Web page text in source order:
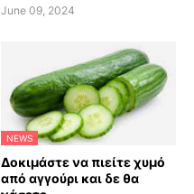
June 09, 2024
NEWS
Δοκιμάστε να πιείτε χυμό
από αγγούρι και δε θα